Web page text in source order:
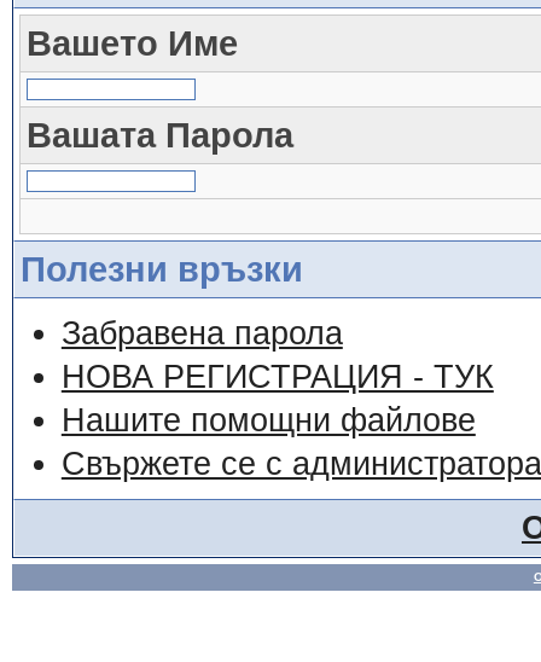
Вашето Име
Вашата Парола
Полезни връзки
Забравена парола
НОВА РЕГИСТРАЦИЯ - ТУК
Нашите помощни файлове
Свържете се с администратора